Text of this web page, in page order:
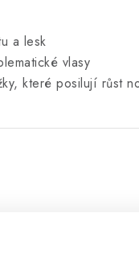
a lesk
vlasy
které posilují růst